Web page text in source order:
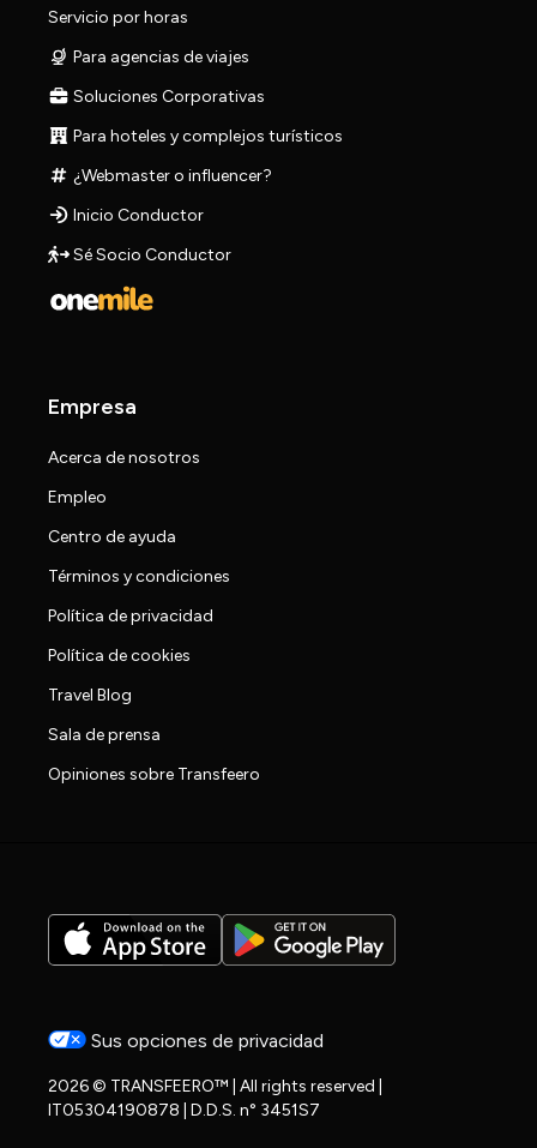
Servicio por horas
Para agencias de viajes
Soluciones Corporativas
Para hoteles y complejos turísticos
¿Webmaster o influencer?
Inicio Conductor
Sé Socio Conductor
Empresa
Acerca de nosotros
Empleo
Centro de ayuda
Términos y condiciones
Política de privacidad
Política de cookies
Travel Blog
Sala de prensa
Opiniones sobre Transfeero
Sus opciones de privacidad
2026 © TRANSFEERO™ | All rights reserved |
IT05304190878 | D.D.S. n° 3451S7